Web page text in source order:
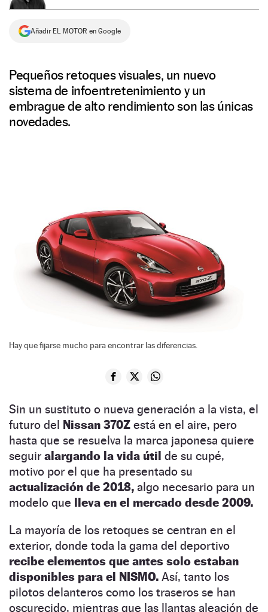
Añadir EL MOTOR en Google
Pequeños retoques visuales, un nuevo
sistema de infoentretenimiento y un
embrague de alto rendimiento son las únicas
novedades.
Hay que fijarse mucho para encontrar las diferencias.
Sin un sustituto o nueva generación a la vista, el
futuro del Nissan 370Z está en el aire, pero
hasta que se resuelva la marca japonesa quiere
seguir alargando la vida útil de su cupé,
motivo por el que ha presentado su
actualización de 2018, algo necesario para un
modelo que lleva en el mercado desde 2009.
La mayoría de los retoques se centran en el
exterior, donde toda la gama del deportivo
recibe elementos que antes solo estaban
disponibles para el NISMO. Así, tanto los
pilotos delanteros como los traseros se han
oscurecido, mientras que las llantas aleación de